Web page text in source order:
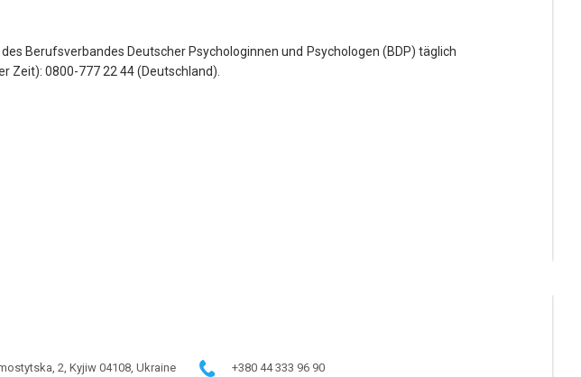
Berufsverbandes Deutscher Psychologinnen und Psychologen (BDP) täglich
Zeit): 0800-777 22 44 (Deutschland).
2, Kyjiw 04108, Ukraine +380 44 333 96 90